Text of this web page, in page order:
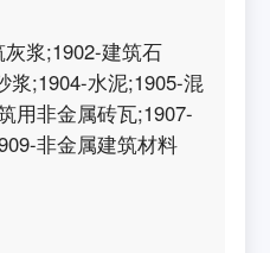
浆;1902-建筑石
浆;1904-水泥;1905-混
用非金属砖瓦;1907-
非金属建筑材料